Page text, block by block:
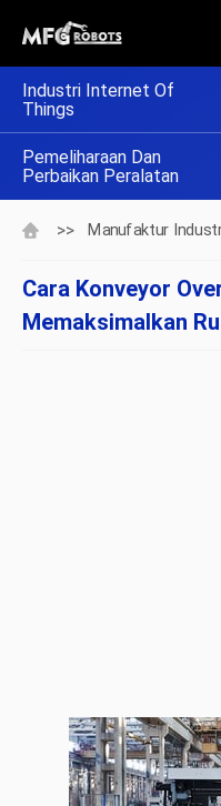
Industri Internet Of
Things
Pemeliharaan Dan
Perbaikan Peralatan
>> Manufaktur
Cara Konveyor
Memaksimalkan